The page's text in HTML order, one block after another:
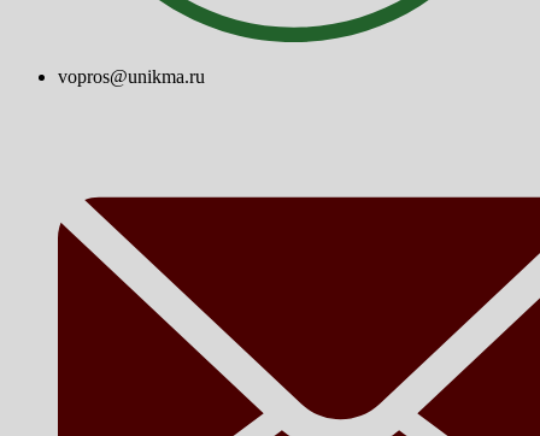
vopros@unikma.ru